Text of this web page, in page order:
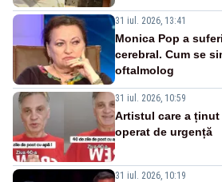
31 iul. 2026, 13:41
Monica Pop a
cerebral. Cum se
oftalmolog
31 iul. 2026, 10:59
Artistul care a ținut
operat de urgență
31 iul. 2026, 10:19